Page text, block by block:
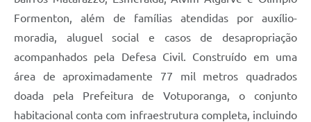
Formenton, além de famílias atendidas por auxílio-
moradia, aluguel social e casos de desapropriação
acompanhados pela Defesa Civil. Construído em uma
área de aproximadamente 77 mil metros quadrados
doada pela Prefeitura de Votuporanga, o conjunto
habitacional conta com infraestrutura completa, incluindo